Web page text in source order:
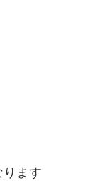
ます